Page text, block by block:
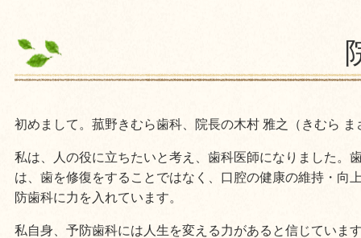
初めまして。菰野きむら歯科、院長の木村 雅之（きむら ま
私は、人の役に立ちたいと考え、歯科医師になりました。
は、歯を修復をすることではなく、口腔の健康の維持・向
防歯科に力を入れています。
私自身、予防歯科には人生を変える力があると信じていま